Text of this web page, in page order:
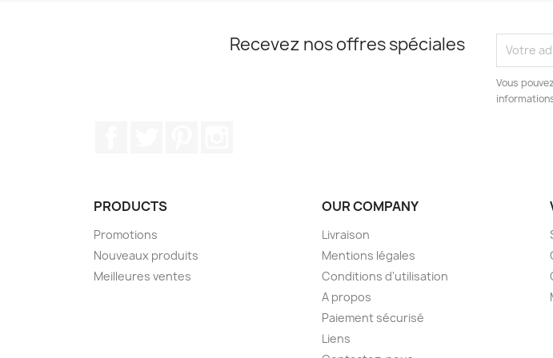
Recevez nos offres spéciales
Vous
PRODUCTS
Promotions
Nouveaux produits
Meilleures ventes
OUR COMPANY
Livraison
Mentions légales
Conditions d'utilisation
A propos
Paiement sécurisé
Liens